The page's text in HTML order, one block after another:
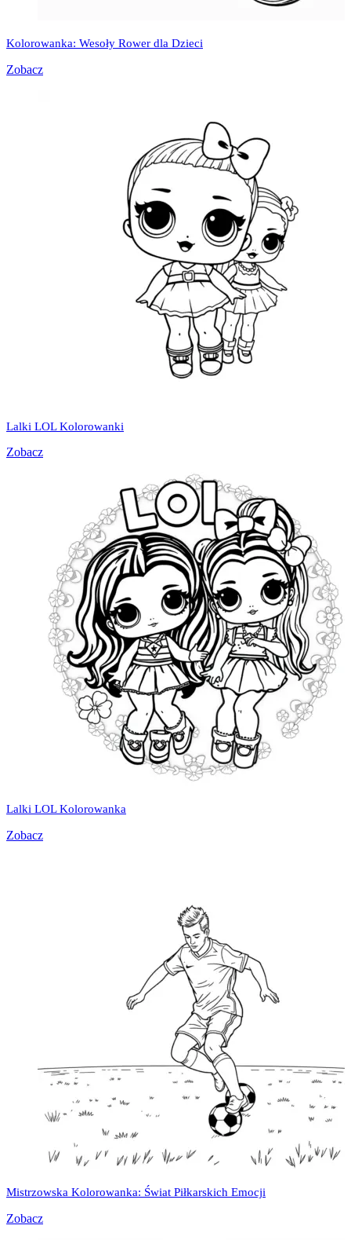
Kolorowanka: Wesoły Rower dla Dzieci
Zobacz
Lalki LOL Kolorowanki
Zobacz
Lalki LOL Kolorowanka
Zobacz
Mistrzowska Kolorowanka: Świat Piłkarskich Emocji
Zobacz